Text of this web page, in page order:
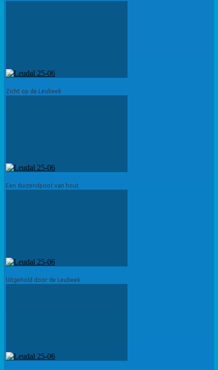
Zicht op de Leubeek
Een duizendpoot van hout
Uitgehold door de Leubeek